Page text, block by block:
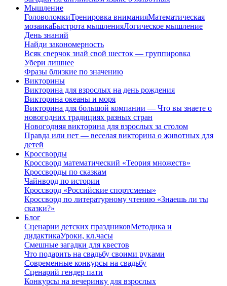
Мышление
ГоловоломкиТренировка вниманияМатематическая
мозаикаБыстрота мышленияЛогическое мышление
День знаний
Найди закономерность
Всяк сверчок знай свой шесток — группировка
Убери лишнее
Фразы близкие по значению
Викторины
Викторина для взрослых на день рождения
Викторина океаны и моря
Викторина для большой компании — Что вы знаете о
новогодних традициях разных стран
Новогодняя викторина для взрослых за столом
Правда или нет — веселая викторина о животных для
детей
Кроссворды
Кроссворд математический «Теория множеств»
Кроссворды по сказкам
Чайнворд по истории
Кроссворд «Российские спортсмены»
Кроссворд по литературному чтению «Знаешь ли ты
сказки?»
Блог
Сценарии детских праздниковМетодика и
дидактикаУроки, кл.часы
Смешные загадки для квестов
Что подарить на свадьбу своими руками
Современные конкурсы на свадьбу
Сценарий гендер пати
Конкурсы на вечеринку для взрослых